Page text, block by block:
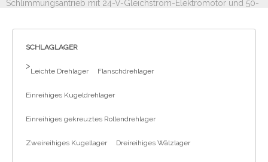
Tiếng Việt
العربية
Schlimmungsantrieb mit 24-V-Gleichstrom-Elektromotor und 50-
SCHLAGLAGER
>
Leichte Drehlager Flanschdrehlager
Einreihiges Kugeldrehlager
Einreihiges gekreuztes Rollendrehlager
Zweireihiges Kugellager Dreireihiges Wälzlager